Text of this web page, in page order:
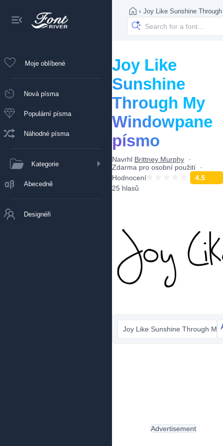
Moje oblíbené
Nová písma
Populární písma
Náhodné písma
Kategorie
Abecedně
Designéři
› Joy Like Sunshine
Joy Like
Sunshine
Through My
Windowpane
písmo
Navrhl Brittney Murphy
Zdarma pro osobní použití
Hodnocení
4.5
25 hlasů
Joy Like Sunshine Through My
Advertisement